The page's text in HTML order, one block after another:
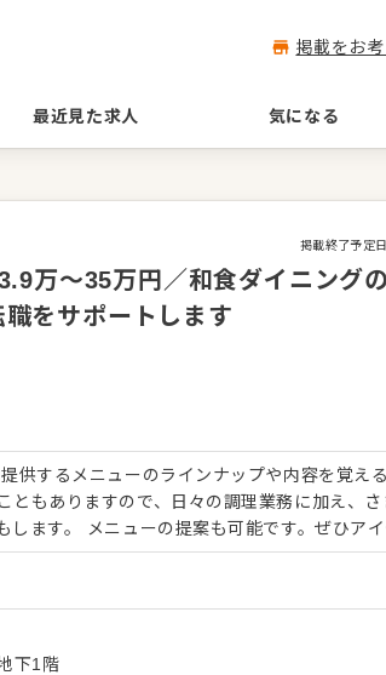
掲載をお
最近見た求人 気になる
掲載終了予定日
万～35万円／和食ダイニング
をサポートします
供するメニューのラインナップや内容を覚え
ともありますので、日々の調理業務に加え、さ
ます。 メニューの提案も可能です。ぜひアイ
ためのオペレーション改善なども大歓迎です。
の調理全般 ・仕入れや在庫管理などキッチン
ルバイトスタッフの教育 ・洗浄や清掃など
。成長をしっかりサポートしますので、経験
下1階